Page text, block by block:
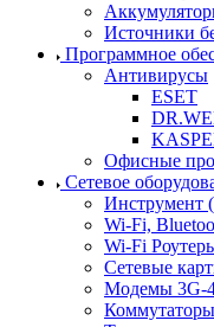
Источники
Программное
Антивирусы
ESET
Офисные
Сетевое
Инструмент
Wi-Fi,
Wi-Fi
Сетевые
Модемы 3G-